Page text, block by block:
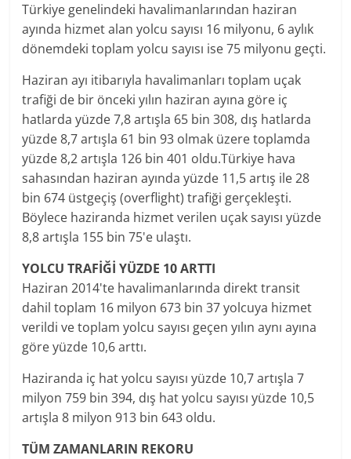
Türkiye genelindeki havalimanlarından haziran
ayında hizmet alan yolcu sayısı 16 milyonu, 6 aylık
dönemdeki toplam yolcu sayısı ise 75 milyonu geçti.
Haziran ayı itibarıyla havalimanları toplam uçak
trafiği de bir önceki yılın haziran ayına göre iç
hatlarda yüzde 7,8 artışla 65 bin 308, dış hatlarda
yüzde 8,7 artışla 61 bin 93 olmak üzere toplamda
yüzde 8,2 artışla 126 bin 401 oldu.Türkiye hava
sahasından haziran ayında yüzde 11,5 artış ile 28
bin 674 üstgeçiş (overflight) trafiği gerçekleşti.
Böylece haziranda hizmet verilen uçak sayısı yüzde
8,8 artışla 155 bin 75'e ulaştı.
YOLCU TRAFİĞİ YÜZDE 10 ARTTI
Haziran 2014'te havalimanlarında direkt transit
dahil toplam 16 milyon 673 bin 37 yolcuya hizmet
verildi ve toplam yolcu sayısı geçen yılın aynı ayına
göre yüzde 10,6 arttı.
Haziranda iç hat yolcu sayısı yüzde 10,7 artışla 7
milyon 759 bin 394, dış hat yolcu sayısı yüzde 10,5
artışla 8 milyon 913 bin 643 oldu.
TÜM ZAMANLARIN REKORU